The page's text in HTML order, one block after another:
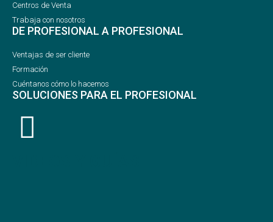
Centros de Venta
Trabaja con nosotros
DE PROFESIONAL A PROFESIONAL
Ventajas de ser cliente
Formación
Cuéntanos cómo lo hacemos
SOLUCIONES PARA EL PROFESIONAL